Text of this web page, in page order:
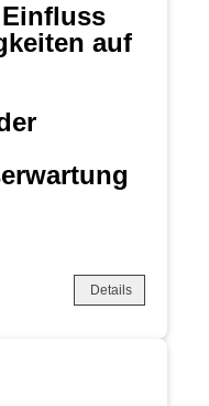
auf
Details